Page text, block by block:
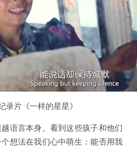
录片《一样的星星》
语言本身。看到这些孩子和他们
想法在我们心中萌生：能否用我